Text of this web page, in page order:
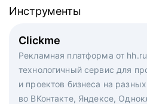
Clickme
Рекламная платформа от
технологичный сервис для
и проектов бизнеса на
во ВКонтакте, Яндексе,
Инструменты
Вакансия дня
Рекламный формат для
hh.ru. Увеличивает
Инструменты
Массовый подбор под ключ.
кандидатов и когда вам
маркетологи, рекрутеры и
hh.ru с целым набором digital-
Инструменты